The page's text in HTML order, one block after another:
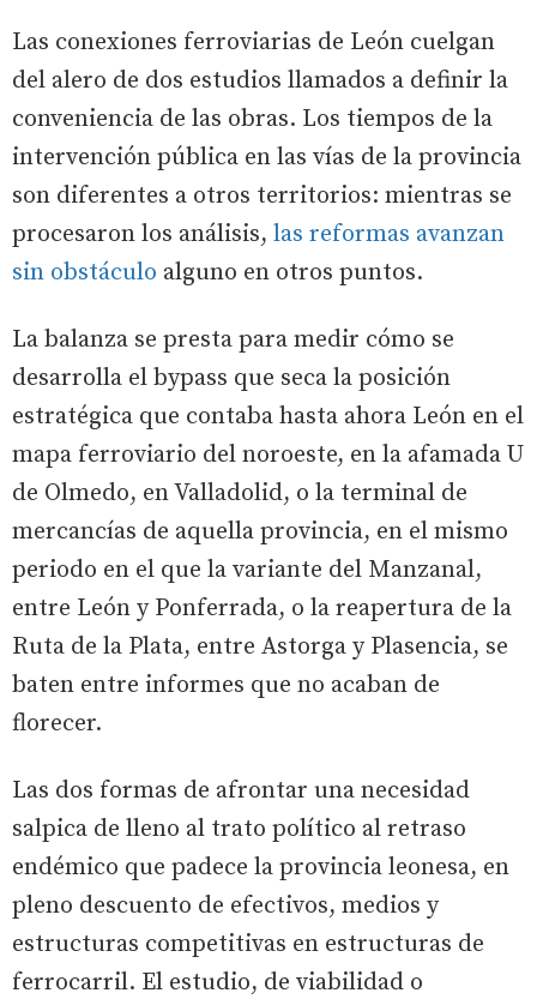
Las conexiones ferroviarias de León cuelgan
del alero de dos estudios llamados a definir la
conveniencia de las obras. Los tiempos de la
intervención pública en las vías de la provincia
son diferentes a otros territorios: mientras se
procesaron los análisis, las reformas avanzan
sin obstáculo alguno en otros puntos.
La balanza se presta para medir cómo se
desarrolla el bypass que seca la posición
estratégica que contaba hasta ahora León en el
mapa ferroviario del noroeste, en la afamada U
de Olmedo, en Valladolid, o la terminal de
mercancías de aquella provincia, en el mismo
periodo en el que la variante del Manzanal,
entre León y Ponferrada, o la reapertura de la
Ruta de la Plata, entre Astorga y Plasencia, se
baten entre informes que no acaban de
florecer.
Las dos formas de afrontar una necesidad
salpica de lleno al trato político al retraso
endémico que padece la provincia leonesa, en
pleno descuento de efectivos, medios y
estructuras competitivas en estructuras de
ferrocarril. El estudio, de viabilidad o